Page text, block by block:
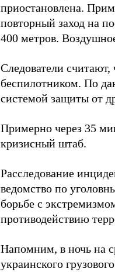
приостановлена.
повторный заход на
400 метров.
Следователи считают,
беспилотником. По
системой защиты от
Примерно через 35
кризисный штаб.
Расследование
ведомство по
борьбе с
противодействию
Напомним, в ночь на
украинского